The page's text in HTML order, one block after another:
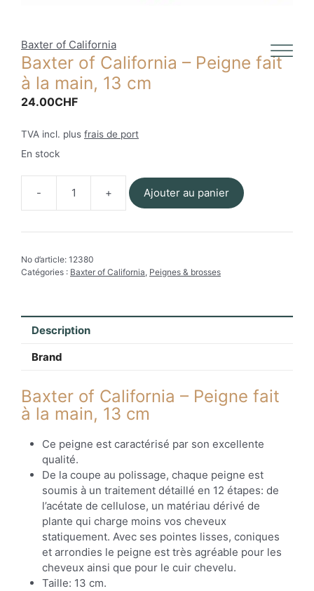
Baxter of California
Baxter of California – Peigne fait
à la main, 13 cm
24.00CHF
TVA incl. plus frais de port
En stock
quantité
de
Baxter
-
Ajouter au panier
No d’article: 12380
Catégories : Baxter of California Peignes & brosses
Description
Brand
Baxter of California – Peigne fait
à la main, 13 cm
Ce peigne est caractérisé par son excellente
qualité.
De la coupe au polissage, chaque peigne est
soumis à un traitement détaillé en 12 étapes: de
l’acétate de cellulose, un matériau dérivé de
plante qui charge moins vos cheveux
statiquement. Avec ses pointes lisses, coniques
et arrondies le peigne est très agréable pour les
cheveux ainsi que pour le cuir chevelu.
Taille: 13 cm.